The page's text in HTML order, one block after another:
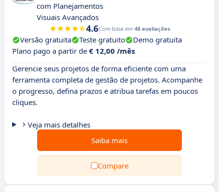
com Planejamentos
Visuais Avançados
4.6Com base em 48 avaliações
Versão gratuita Teste gratuito
Demo gratuita
Plano pago a partir de € 12,00 /mês
Gerencie seus projetos de forma eficiente com uma
ferramenta completa de gestão de projetos. Acompanhe
o progresso, defina prazos e atribua tarefas em poucos
cliques.
Veja mais detalhes
Saiba mais
Compare